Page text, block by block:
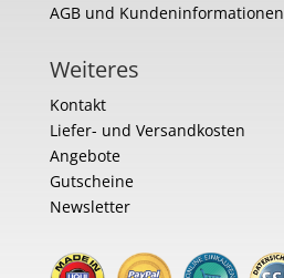
AGB und Kundeninformationen
Weiteres
Kontakt
Liefer- und Versandkosten
Angebote
Gutscheine
Newsletter